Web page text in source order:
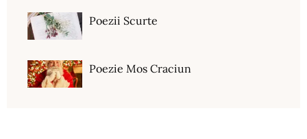
Poezii Scurte
Poezie Mos Craciun